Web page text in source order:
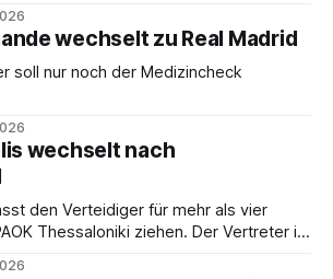
wechselt zu Real Madrid
soll nur noch der Medizincheck
wechselt nach
den Verteidiger für mehr als vier
Thessaloniki ziehen. Der Vertreter ist